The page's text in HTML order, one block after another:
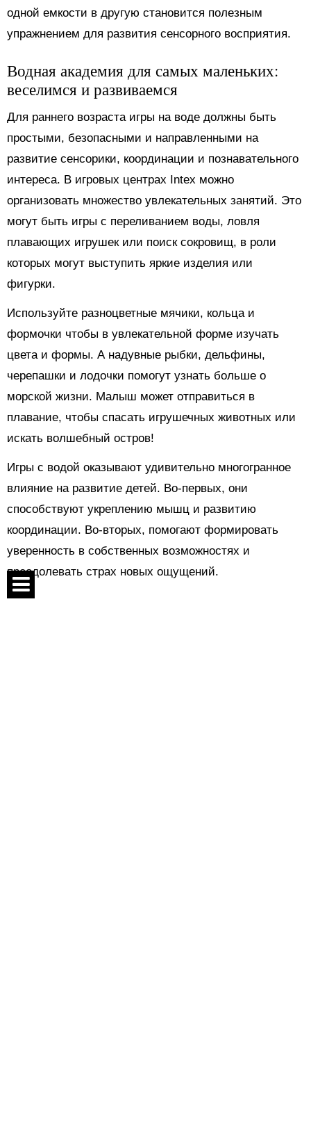
одной емкости в другую становится полезным
упражнением для развития сенсорного восприятия.
Водная академия для самых маленьких:
веселимся и развиваемся
Для раннего возраста игры на воде должны быть
простыми, безопасными и направленными на
развитие сенсорики, координации и познавательного
интереса. В игровых центрах Intex можно
организовать множество увлекательных занятий. Это
могут быть игры с переливанием воды, ловля
плавающих игрушек или поиск сокровищ, в роли
которых могут выступить яркие изделия или
фигурки.
Используйте разноцветные мячики, кольца и
формочки чтобы в увлекательной форме изучать
цвета и формы. А надувные рыбки, дельфины,
черепашки и лодочки помогут узнать больше о
морской жизни. Малыш может отправиться в
плавание, чтобы спасать игрушечных животных или
искать волшебный остров!
Игры с водой оказывают удивительно многогранное
влияние на развитие детей. Во-первых, они
способствуют укреплению мышц и развитию
координации. Во-вторых, помогают формировать
уверенность в собственных возможностях и
преодолевать страх новых ощущений.